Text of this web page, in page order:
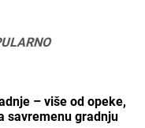
– više od opeke,
savremenu gradnju